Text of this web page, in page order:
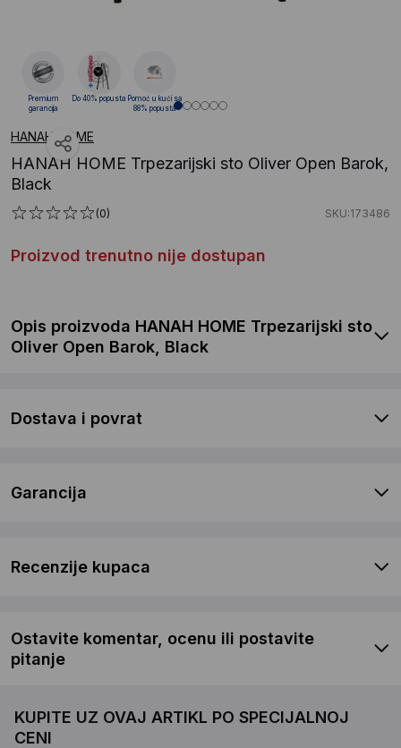
HANAH HOME
HANAH HOME Trpezarijski sto Oliver Open Barok,
Black
(0) SKU:173486
Proizvod trenutno nije dostupan
Premium
garancija
Do 40% popusta Pomoć u kući sa
88% popusta
Opis proizvoda HANAH HOME Trpezarijski sto
Oliver Open Barok, Black
Dostava i povrat
Garancija
Recenzije kupaca
Ostavite komentar, ocenu ili postavite
pitanje
KUPITE UZ OVAJ ARTIKL PO SPECIJALNOJ
CENI